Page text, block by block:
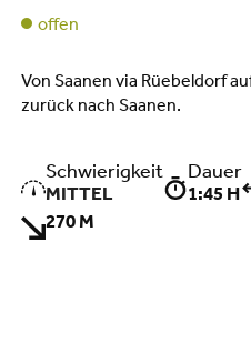
offen
Von Saanen via Rüebeldorf
zurück nach Saanen.
Schwierigkeit
MITTEL
Dauer
1:45 H
270 M